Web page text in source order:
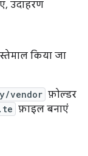
उदाहरण
किया जा
vendor फ़ोल्डर
फ़ाइल बनाएं